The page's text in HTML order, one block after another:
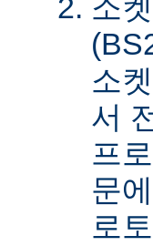
소
소
서
프
문
로